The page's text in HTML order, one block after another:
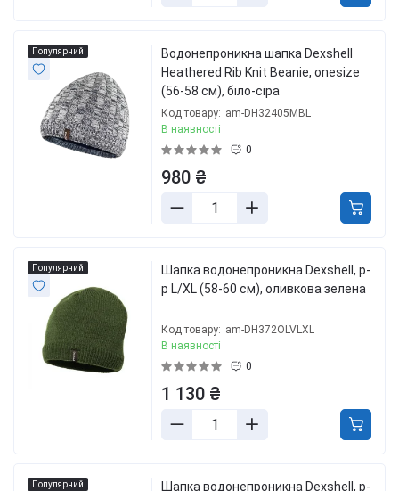
Популярний
Водонепроникна шапка Dexshell
Heathered Rib Knit Beanie, onesize
(56-58 см), біло-сіра
Код товару: am-DH32405MBL
В наявності
0
980 ₴
Популярний
Шапка водонепроникна Dexshell, р-
р L/XL (58-60 см), оливкова зелена
Код товару: am-DH372OLVLXL
В наявності
0
1 130 ₴
Популярний
Шапка водонепроникна Dexshell, р-